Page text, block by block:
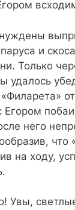
и
Только
удалось
него
что
на ходу,
Увы,